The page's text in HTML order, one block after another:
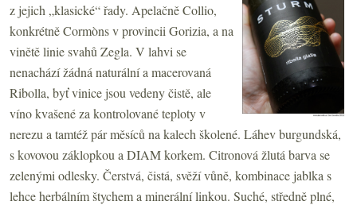
z jejich „klasické“ řady. Apelačně Collio,
konkrétně Cormòns v provincii Gorizia, a na
vinětě linie svahů Zegla. V lahvi se
nenachází žádná naturální a macerovaná
Ribolla, byť vinice jsou vedeny čistě, ale
víno kvašené za kontrolované teploty v
nerezu a tamtéž pár měsíců na kalech školené. Láhev burgundská,
s kovovou záklopkou a DIAM korkem. Citronová žlutá barva se
zelenými odlesky. Čerstvá, čistá, svěží vůně, kombinace jablka s
lehce herbálním štychem a minerální linkou. Suché, středně plné,